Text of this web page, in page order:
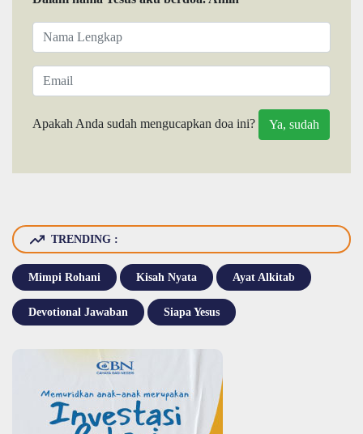
Apakah Anda sudah mengucapkan doa ini?
TRENDING :
Mimpi Rohani Kisah Nyata Ayat Alkitab
Devotional Jawaban Siapa Yesus